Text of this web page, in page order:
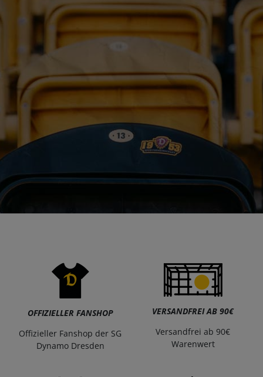
OFFIZIELLER FANSHOP
Offizieller Fanshop der SG
Dynamo Dresden
VERSANDFREI AB 90€
Versandfrei ab 90€
Warenwert